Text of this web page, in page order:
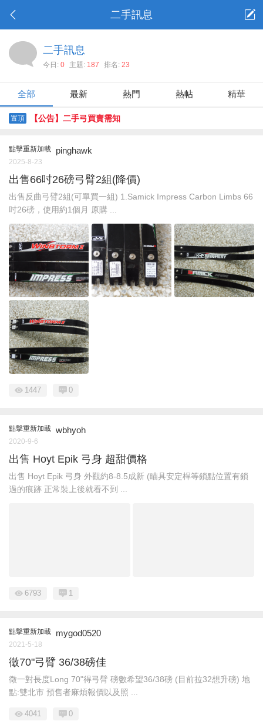
二手訊息
二手訊息
今日: 0 主題: 187 排名: 23
全部 最新 熱門 熱帖 精華
置頂 【公告】二手弓買賣需知
點擊重新加載 pinghawk
2025-8-23
出售66吋26磅弓臂2組(降價)
出售反曲弓臂2組(可單買一組) 1.Samick Impress Carbon Limbs 66
吋26磅，使用約1個月 原購 ...
1447 0
點擊重新加載 wbhyoh
2020-9-6
出售 Hoyt Epik 弓身 超甜價格
出售 Hoyt Epik 弓身 外觀約8-8.5成新 (瞄具安定桿等鎖點位置有鎖
過的痕跡 正常裝上後就看不到 ...
6793 1
點擊重新加載 mygod0520
2021-5-18
徵70"弓臂 36/38磅佳
徵一對長度Long 70"得弓臂 磅數希望36/38磅 (目前拉32想升磅) 地
點:雙北市 預售者麻煩報價以及照 ...
4041 0